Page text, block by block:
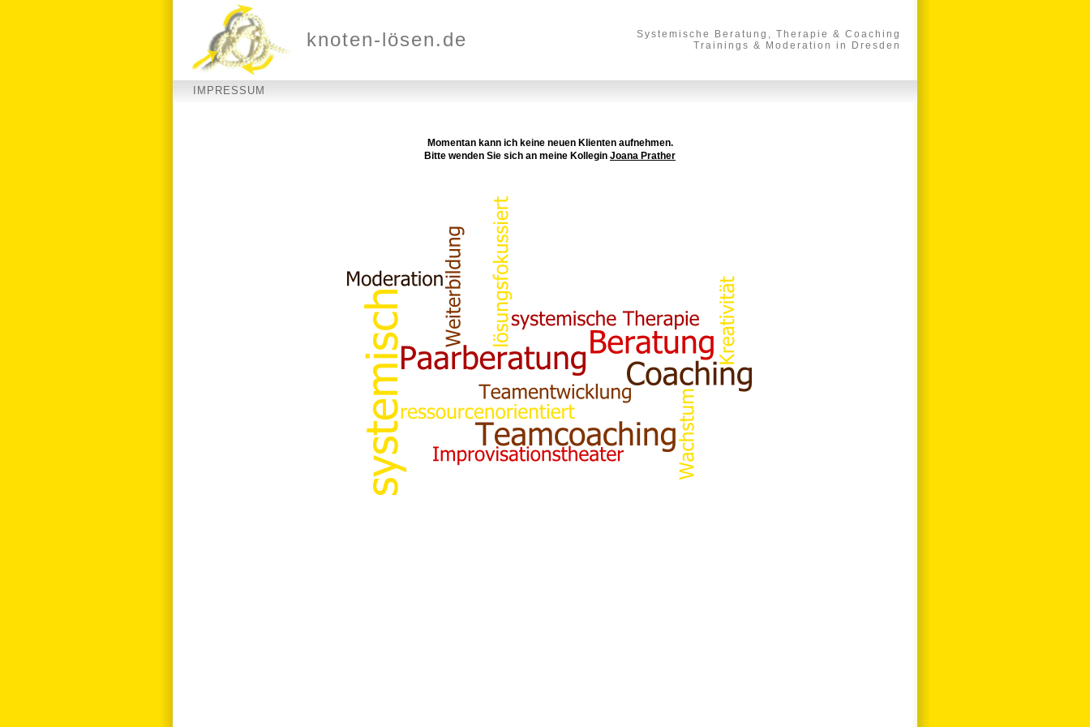
knoten-lösen.de
Systemische Beratung, Therapie & Coaching
Trainings & Moderation in Dresden
IMPRESSUM
Momentan kann ich keine neuen Klienten aufnehmen.
Bitte wenden Sie sich an meine Kollegin Joana Prather